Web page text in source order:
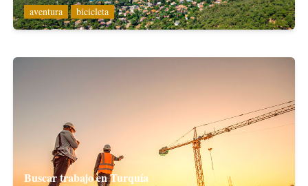
aventura bicicleta
Buscar trabajo en Turquía